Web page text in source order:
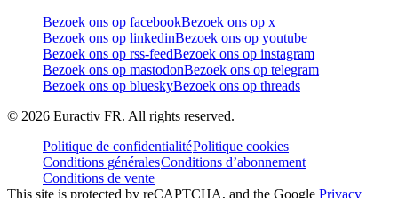
Bezoek ons op facebookBezoek ons op x
Bezoek ons op linkedinBezoek ons op youtube
Bezoek ons op rss-feedBezoek ons op instagram
Bezoek ons op mastodonBezoek ons op telegram
Bezoek ons op blueskyBezoek ons op threads
© 2026 Euractiv FR. All rights reserved.
Politique de confidentialitéPolitique cookies
Conditions généralesConditions d’abonnement
Conditions de vente
This site is protected by reCAPTCHA, and the Google Privacy